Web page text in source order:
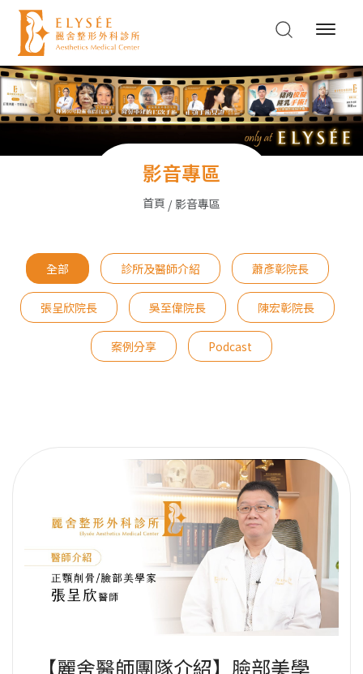
影音專區
首頁 影音專區
全部 診所及醫師介紹 蕭彥彰院長
張呈欣院長 吳至偉院長 陳宏彰院長
案例分享 Podcast
【麗舍醫師團隊介紹】臉部美學